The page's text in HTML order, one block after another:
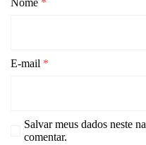
E-mail *
Salvar meus dados neste
comentar.